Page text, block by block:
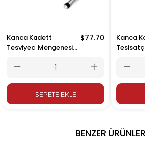
Kanca Kadett
Tesviyeci Mengenesi
$77.70
SEPETE EKLE
Kanca
BENZER ÜRÜNLER